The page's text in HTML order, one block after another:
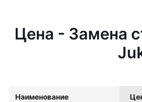
Цена - Замена
Наименование